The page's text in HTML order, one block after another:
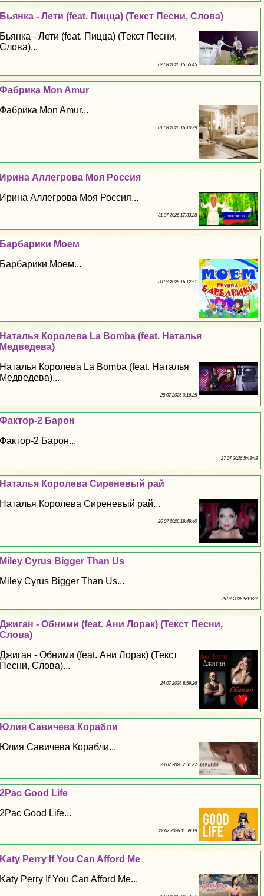
Бьянка - Лети (feat. Пицца) (Текст Песни, Слова)
Бьянка - Лети (feat. Пицца) (Текст Песни,
Слова)...
02 08 2026 15:55:45
Фабрика Mon Amur
Фабрика Mon Amur...
01 08 2026 16:10:29
Ирина Аллегрова Моя Россия
Ирина Аллегрова Моя Россия...
31 07 2026 17:33:28
Барбарики Моем
Барбарики Моем...
30 07 2026 16:12:51
Наталья Королева La Bomba (feat. Наталья
Медведева)
Наталья Королева La Bomba (feat. Наталья
Медведева)...
28 07 2026 0:16:25
Фактор-2 Барон
Фактор-2 Барон...
27 07 2026 5:43:48
Наталья Королева Сиреневый рай
Наталья Королева Сиреневый рай...
26 07 2026 19:49:40
Miley Cyrus Bigger Than Us
Miley Cyrus Bigger Than Us...
25 07 2026 5:19:27
Джиган - Обними (feat. Ани Лоpaк) (Текст Песни,
Слова)
Джиган - Обними (feat. Ани Лоpaк) (Текст
Песни, Слова)...
24 07 2026 8:59:26
Юлия Савичева Корабли
Юлия Савичева Корабли...
23 07 2026 7:51:37
2Pac Good Life
2Pac Good Life...
22 07 2026 11:59:19
Katy Perry If You Can Afford Me
Katy Perry If You Can Afford Me...